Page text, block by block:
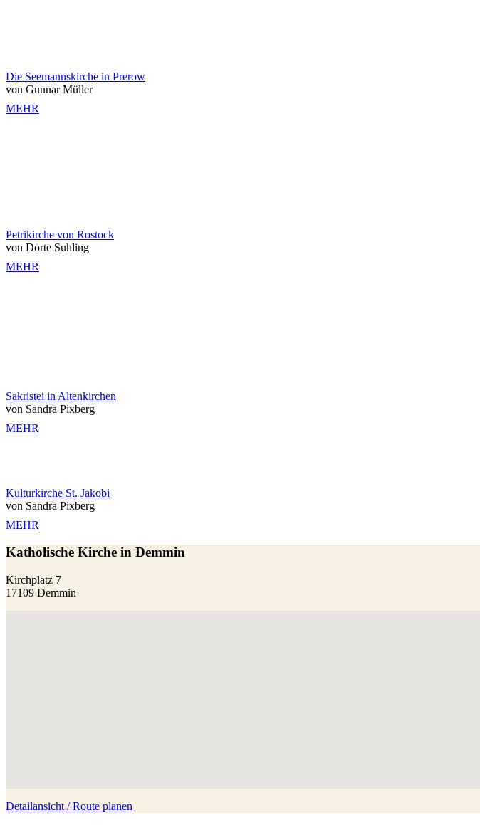
Die Seemannskirche in Prerow
von Gunnar Müller
MEHR
Petrikirche von Rostock
von Dörte Suhling
MEHR
Sakristei in Altenkirchen
von Sandra Pixberg
MEHR
Kulturkirche St. Jakobi
von Sandra Pixberg
MEHR
Katholische Kirche in Demmin
Kirchplatz 7
17109 Demmin
Detailansicht / Route planen